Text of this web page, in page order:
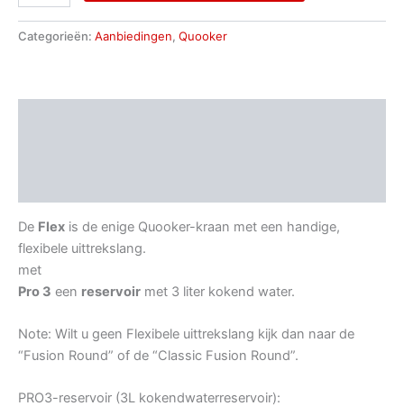
Categorieën: Aanbiedingen, Quooker
De Flex is de enige Quooker-kraan met een handige,
flexibele uittrekslang.
met
Pro 3 een reservoir met 3 liter kokend water.
Note: Wilt u geen Flexibele uittrekslang kijk dan naar de
“Fusion Round” of de “Classic Fusion Round”.
PRO3-reservoir (3L kokendwaterreservoir):